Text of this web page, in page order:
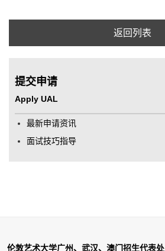
返回列表
提交申请
Apply UAL
最新申请资讯
面试技巧指导
伦敦艺术大学广州、武汉、澳门招生代表处